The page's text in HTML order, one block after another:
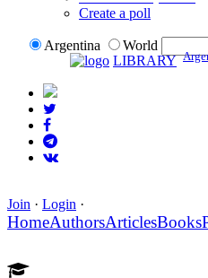
Create a poll
Argentina
World
LIBRARY
Join · Login ·
HomeAuthorsArticlesBooks